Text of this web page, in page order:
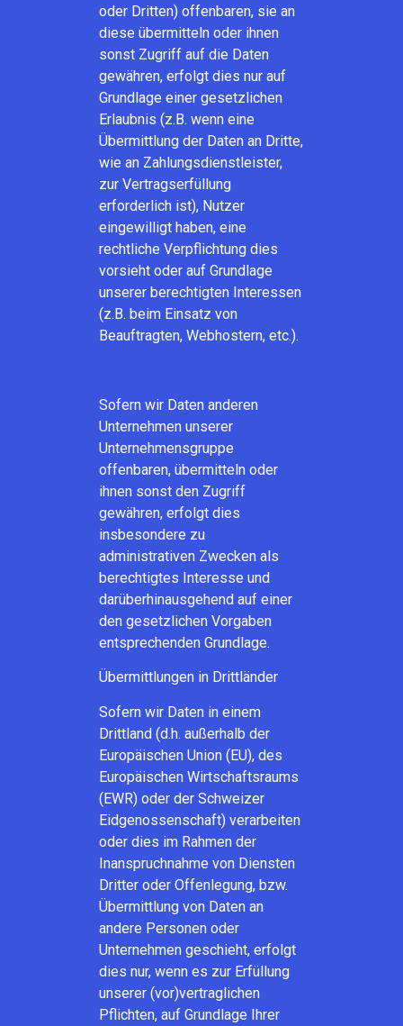
oder Dritten) offenbaren, sie an
diese übermitteln oder ihnen
sonst Zugriff auf die Daten
gewähren, erfolgt dies nur auf
Grundlage einer gesetzlichen
Erlaubnis (z.B. wenn eine
Übermittlung der Daten an Dritte,
wie an Zahlungsdienstleister,
zur Vertragserfüllung
erforderlich ist), Nutzer
eingewilligt haben, eine
rechtliche Verpflichtung dies
vorsieht oder auf Grundlage
unserer berechtigten Interessen
(z.B. beim Einsatz von
Beauftragten, Webhostern, etc.).
Sofern wir Daten anderen
Unternehmen unserer
Unternehmensgruppe
offenbaren, übermitteln oder
ihnen sonst den Zugriff
gewähren, erfolgt dies
insbesondere zu
administrativen Zwecken als
berechtigtes Interesse und
darüberhinausgehend auf einer
den gesetzlichen Vorgaben
entsprechenden Grundlage.
Übermittlungen in Drittländer
Sofern wir Daten in einem
Drittland (d.h. außerhalb der
Europäischen Union (EU), des
Europäischen Wirtschaftsraums
(EWR) oder der Schweizer
Eidgenossenschaft) verarbeiten
oder dies im Rahmen der
Inanspruchnahme von Diensten
Dritter oder Offenlegung, bzw.
Übermittlung von Daten an
andere Personen oder
Unternehmen geschieht, erfolgt
dies nur, wenn es zur Erfüllung
unserer (vor)vertraglichen
Pflichten, auf Grundlage Ihrer